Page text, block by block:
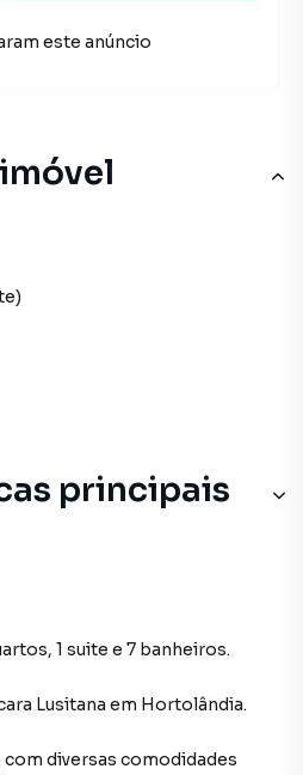
principais
1 suite e 7 banheiros.
Lusitana em Hortolândia.
com diversas comodidades
este anúncio